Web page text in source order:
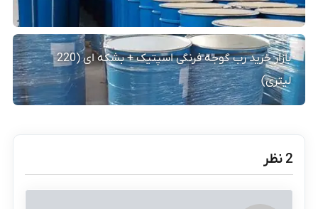
بازار خرید رب گوجه فرنگی اسپتیک + بشکه ای (220
لیتری)
‫2 نظر